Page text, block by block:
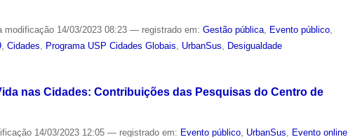
modificação 14/03/2023 08:23— registrado em:Gestão pública, Evento público,
,Cidades, Programa USP Cidades Globais, UrbanSus, Desigualdade
nas Cidades: Contribuições das Pesquisas do Centro de
14/03/2023 12:05— registrado em: Evento público UrbanSus Evento online